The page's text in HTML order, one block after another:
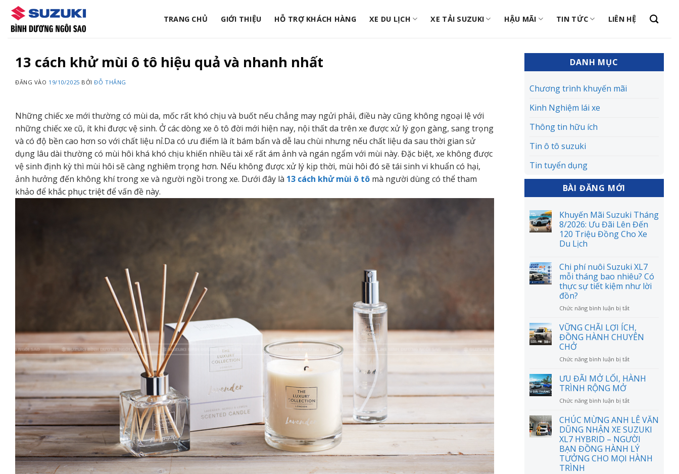
qua
nội
TRANG CHỦ GIỚI THIỆU HỖ TRỢ KHÁCH HÀNG XE DU LỊCH XE TẢI SUZUKI HẬU MÃI TIN TỨC LIÊN HỆ
13 cách khử mùi ô tô hiệu quả và nhanh nhất
ĐĂNG VÀO 19/10/2025 BỞIĐỖ THẮNG
Những chiếc xe mới thường có mùi da, mốc rất khó chịu và buốt nếu chẳng may ngửi phải, điều này cũng không ngoại lệ với
những chiếc xe cũ, ít khi được vệ sinh. Ở các dòng xe ô tô đời mới hiện nay, nội thất da trên xe được xử lý gọn gàng, sang trọng
và có độ bền cao hơn so với chất liệu nỉ.Da có ưu điểm là ít bám bẩn và dễ lau chùi nhưng nếu chất liệu da sau thời gian sử
dụng lâu dài thường có mùi hôi khá khó chịu khiến nhiều tài xế rất ám ảnh và ngán ngẩm với mùi này. Đặc biệt, xe không được
vệ sinh định kỳ thì mùi hôi sẽ càng nghiêm trọng hơn. Nếu không được xử lý kịp thời, mùi hôi đó sẽ tái sinh vi khuẩn có hại,
ảnh hưởng đến không khí trong xe và người ngồi trong xe. Dưới đây là 13 cách khử mùi ô tô mà người dùng có thể tham
khảo để khắc phục triệt để vấn đề này.
DANH MỤC
Chương trình khuyến mãi
Kinh Nghiệm lái xe
Thông tin hữu ích
Tin ô tô suzuki
Tin tuyển dụng
BÀI ĐĂNG MỚI
Khuyến Mãi Suzuki Tháng
8/2026: Ưu Đãi Lên Đến
120 Triệu Đồng Cho Xe
Du Lịch
Chi phí nuôi Suzuki XL7
mỗi tháng bao nhiêu? Có
thực sự tiết kiệm như lời
đồn?
Chức năng bình luận bị tắtở
phí
nuôi
Suzuki
mỗi
bao
thực
tiết
kiệm
như
lời
đồn?
VỮNG CHÃI LỢI ÍCH,
ĐỒNG HÀNH CHUYÊN
CHỞ
Chức năng bình luận bị tắtở
CHÃI
ĐỒNG
CHUYÊN
CHỞ
ƯU ĐÃI MỞ LỐI, HÀNH
TRÌNH RỘNG MỞ
Chức năng bình luận bị tắtở
ĐÃI
MỞ
LỐI,
HÀNH
TRÌNH
RỘNG
CHÚC MỪNG ANH LÊ VĂN
DŨNG NHẬN XE SUZUKI
XL7 HYBRID – NGƯỜI
BẠN ĐỒNG HÀNH LÝ
TƯỞNG CHO MỌI HÀNH
TRÌNH